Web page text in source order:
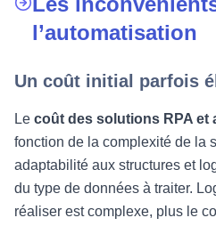
l’automatisation
Un coût initial parfois
Le coût des solutions RPA et
fonction de la complexité de la
adaptabilité aux structures et
du type de données à traiter.
réaliser est complexe, plus le